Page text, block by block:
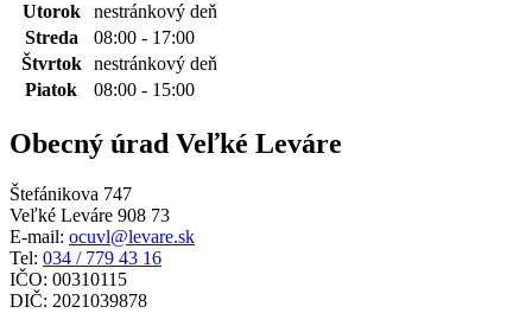
Utorok
nestránkový deň
Streda
08:00 - 17:00
Štvrtok
nestránkový deň
Piatok
08:00 - 15:00
Obecný úrad Veľké Leváre
Štefánikova 747
Veľké Leváre 908 73
E-mail: ocuvl@levare.sk
Tel: 034 / 779 43 16
IČO: 00310115
DIČ: 2021039878